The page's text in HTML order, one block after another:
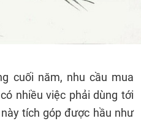
cuối năm, nhu cầu mua
nhiều việc phải dùng tới
này tích góp được hầu như